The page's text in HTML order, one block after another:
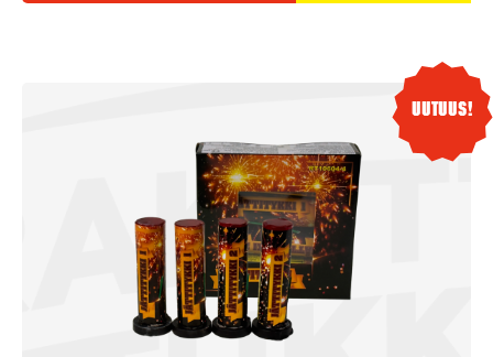
Uutuus!